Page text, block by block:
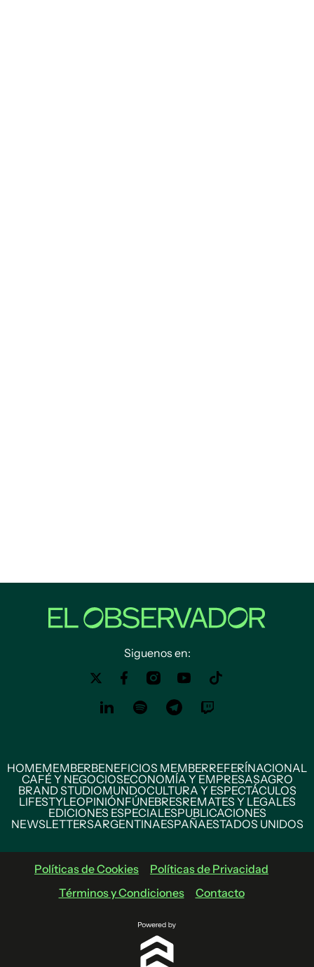
Siguenos en:
HOMEMEMBERBENEFICIOS MEMBERREFERÍNACIONAL
CAFÉ Y NEGOCIOSECONOMÍA Y EMPRESASAGRO
BRAND STUDIOMUNDOCULTURA Y ESPECTÁCULOS
LIFESTYLEOPINIÓNFÚNEBRESREMATES Y LEGALES
EDICIONES ESPECIALESPUBLICACIONES
NEWSLETTERSARGENTINAESPAÑAESTADOS UNIDOS
Políticas de Cookies
Políticas de Privacidad
Términos y Condiciones
Contacto